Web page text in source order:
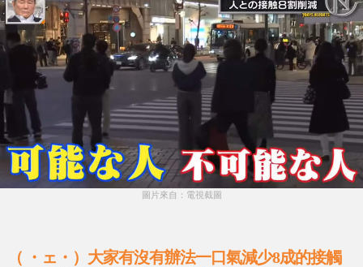
圖片來自：電視截圖
（ ・ェ・）大家有沒有辦法一口氣減少8成的接觸